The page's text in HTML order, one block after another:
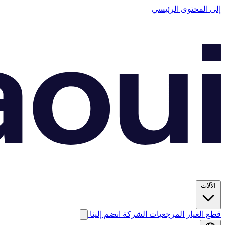
إلى المحتوى الرئيسي
الآلات
قطع الغيار المرجعيات الشركة انضم إلينا